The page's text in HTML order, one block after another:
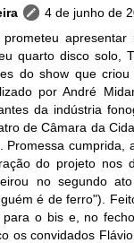
4 de junho de
prometeu
quarto disco solo,
do show que
por André
da indústria
de Câmara da
Promessa cumprida,
do projeto nos
no segundo
é de ferro").
para o bis e, no
os convidados